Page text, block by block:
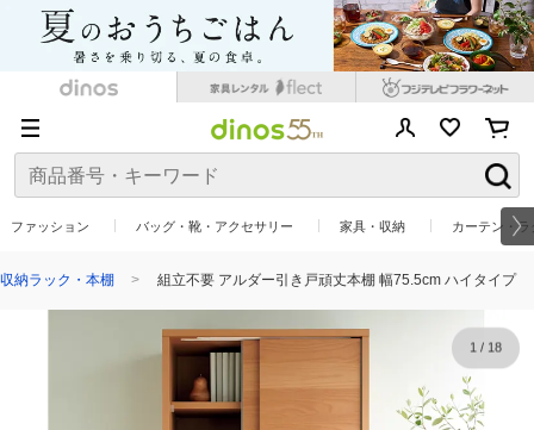
ファッション バッグ・靴・アクセサリー 家具・収納 カーテン・
納ラック・本棚 組立不要 アルダー引き戸頑丈本棚 幅75.5cm ハイタイプ
1/ 18